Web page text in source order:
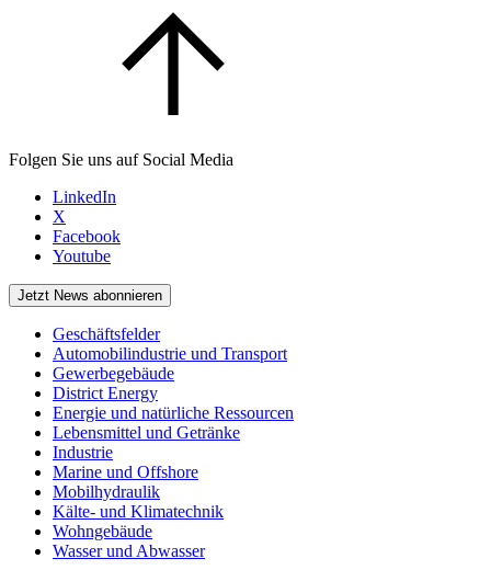
Folgen Sie uns auf Social Media
LinkedIn
X
Facebook
Youtube
Jetzt News abonnieren
Geschäftsfelder
Automobilindustrie und Transport
Gewerbegebäude
District Energy
Energie und natürliche Ressourcen
Lebensmittel und Getränke
Industrie
Marine und Offshore
Mobilhydraulik
Kälte- und Klimatechnik
Wohngebäude
Wasser und Abwasser